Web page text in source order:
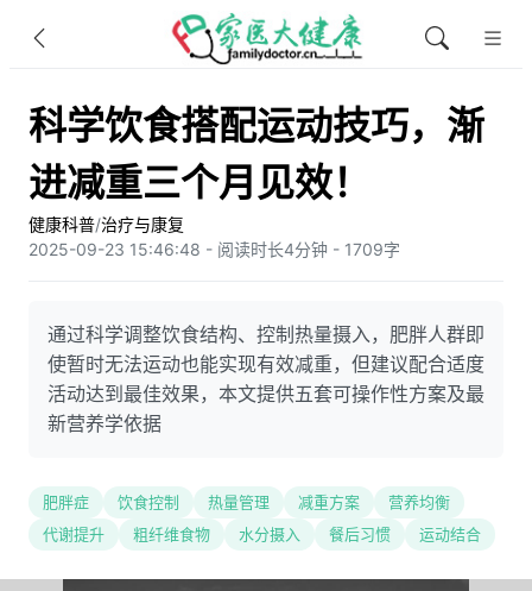
科学饮食搭配运动技巧，渐
进减重三个月见效！
健康科普/治疗与康复
2025-09-23 15:46:48 - 阅读时长4分钟 - 1709字
通过科学调整饮食结构、控制热量摄入，肥胖人群即
使暂时无法运动也能实现有效减重，但建议配合适度
活动达到最佳效果，本文提供五套可操作性方案及最
新营养学依据
肥胖症 饮食控制 热量管理 减重方案
营养均衡
代谢提升
粗纤维食物 水分摄入 餐后习惯 运动结合